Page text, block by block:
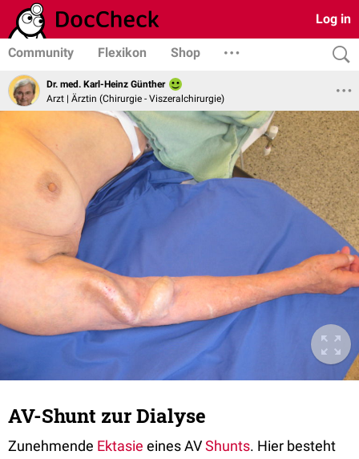
Log in
Community Flexikon Shop
Dr. med. Karl-Heinz Günther
Arzt | Ärztin (Chirurgie - Viszeralchirurgie)
AV-Shunt zur Dialyse
Zunehmende Ektasie eines AVShunts. Hier besteht